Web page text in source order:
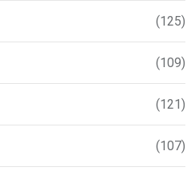
(125)
(109)
(121)
(107)